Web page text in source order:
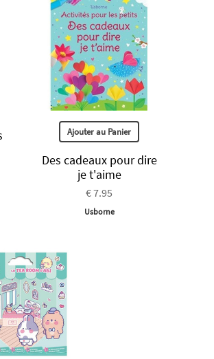
Ajouter au Panier
Des cadeaux pour dire
je t'aime
€ 7.95
Usborne